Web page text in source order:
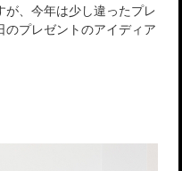
、今年は少し違ったプレ
プレゼントのアイディア